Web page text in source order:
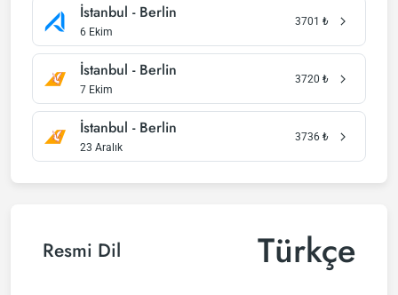
İstanbul - Berlin
6 Ekim
3701 ₺
İstanbul - Berlin
7 Ekim
3720 ₺
İstanbul - Berlin
23 Aralık
3736 ₺
Resmi Dil Türkçe